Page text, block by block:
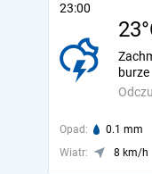
23:00
burze
Opad: 0.1 mm
Wiatr:
8 km/h